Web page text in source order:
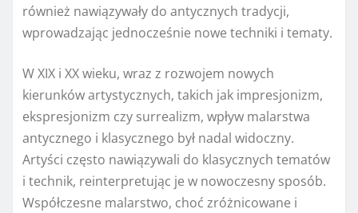
również nawiązywały do antycznych tradycji,
wprowadzając jednocześnie nowe techniki i tematy.
W XIX i XX wieku, wraz z rozwojem nowych
kierunków artystycznych, takich jak impresjonizm,
ekspresjonizm czy surrealizm, wpływ malarstwa
antycznego i klasycznego był nadal widoczny.
Artyści często nawiązywali do klasycznych tematów
i technik, reinterpretując je w nowoczesny sposób.
Współczesne malarstwo, choć zróżnicowane i